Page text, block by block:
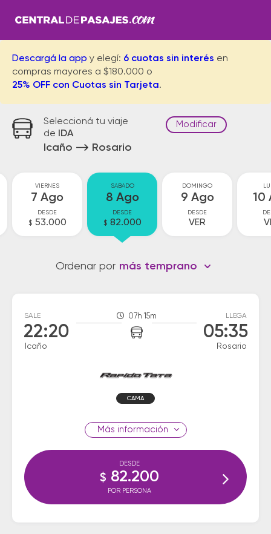
Descargá la app y elegí: 6 cuotas sin interés en
compras mayores a $180.000 o
25% OFF con Cuotas sin Tarjeta.
Seleccioná tu viaje
de
IDA
Icaño Rosario
Modificar
VIERNES
7 Ago
DESDE
$ 53.000
SABADO
8 Ago
DESDE
$ 82.000
DOMINGO
9 Ago
DESDE
VER
10
Ordenar por más temprano
SALE
22:20
Icaño
07h 15m LLEGA
05:35
Rosario
CAMA
información
DESDE
$ 82.200
POR PERSONA